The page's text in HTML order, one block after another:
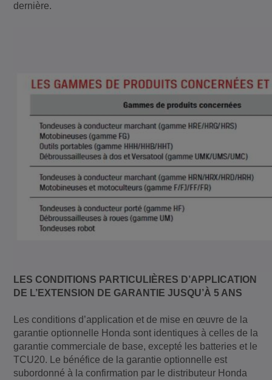
dernière.
LES CONDITIONS PARTICULIÈRES D’APPLICATION
DE L’EXTENSION DE GARANTIE JUSQU’À 5 ANS
Les conditions d’application et de mise en œuvre de la
garantie optionnelle Honda sont identiques à celles de la
garantie commerciale de base, excepté les batteries et le
TCU20. Le bénéfice de la garantie optionnelle est
subordonné à la confirmation par le distributeur Honda